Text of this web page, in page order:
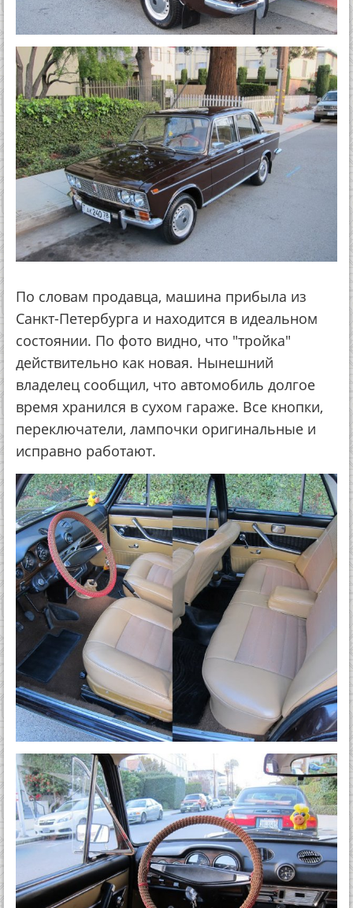
По словам продавца, машина прибыла из
Санкт-Петербурга и находится в идеальном
состоянии. По фото видно, что "тройка"
действительно как новая. Нынешний
владелец сообщил, что автомобиль долгое
время хранился в сухом гараже. Все кнопки,
переключатели, лампочки оригинальные и
исправно работают.